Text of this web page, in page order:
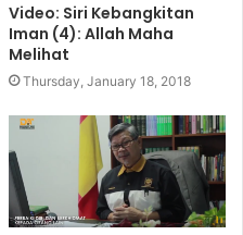
Video: Siri Kebangkitan
Iman (4): Allah Maha
Melihat
Thursday, January 18, 2018